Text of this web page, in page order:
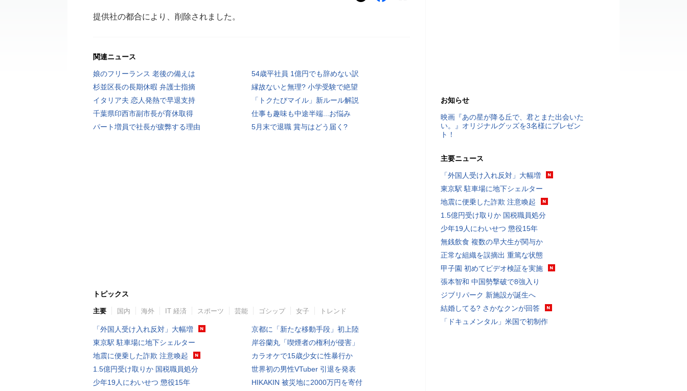
提供社の都合により、削除されました。
関連ニュース
娘のフリーランス 老後の備えは
54歳平社員 1億円でも辞めない訳
杉並区長の長期休暇 弁護士指摘
縁故ないと無理? 小学受験で絶望
イタリア夫 恋人発熱で早退支持
「トクたびマイル」新ルール解説
千葉県印西市副市長が育休取得
仕事も趣味も中途半端...お悩み
パート増員で社長が疲弊する理由
5月末で退職 賞与はどう届く?
トピックス
主要 国内 海外 IT 経済 スポーツ 芸能 ゴシップ 女子 トレンド
「外国人受け入れ反対」大幅増
東京駅 駐車場に地下シェルター
地震に便乗した詐欺 注意喚起
1.5億円受け取りか 国税職員処分
少年19人にわいせつ 懲役15年
京都に「新たな移動手段」初上陸
岸谷蘭丸「喫煙者の権利が侵害」
カラオケで15歳少女に性暴行か
世界初の男性VTuber 引退を発表
HIKAKIN 被災地に2000万円を寄付
お知らせ
映画『あの星が降る丘で、君とまた出会いた
い。』オリジナルグッズを3名様にプレゼン
ト！
主要ニュース
「外国人受け入れ反対」大幅増
東京駅 駐車場に地下シェルター
地震に便乗した詐欺 注意喚起
1.5億円受け取りか 国税職員処分
少年19人にわいせつ 懲役15年
無銭飲食 複数の早大生が関与か
正常な組織を誤摘出 重篤な状態
甲子園 初めてビデオ検証を実施
張本智和 中国勢撃破で8強入り
ジブリパーク 新施設が誕生へ
結婚してる? さかなクンが回答
「ドキュメンタル」米国で初制作